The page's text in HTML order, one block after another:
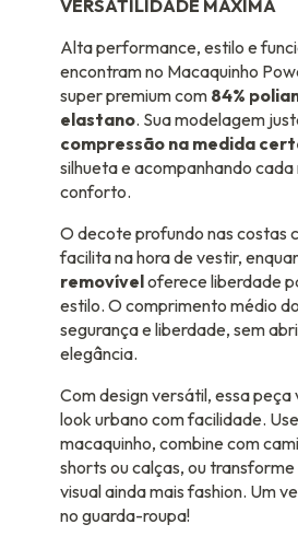
VERSATILIDADE MÁXIMA
Alta performance, estilo e
encontram no Macaquinho
super premium com 84%
elastano. Sua modelagem
compressão na medida
silhueta e acompanhando
conforto.
O decote profundo nas costas
facilita na hora de vestir,
removíveloferece liberdade
estilo. O comprimento médio
segurança e liberdade, sem
elegância.
Com design versátil, essa peça
look urbano com facilidade.
macaquinho, combine com
shorts ou calças, ou
visual ainda mais fashion. Um
no guarda-roupa!